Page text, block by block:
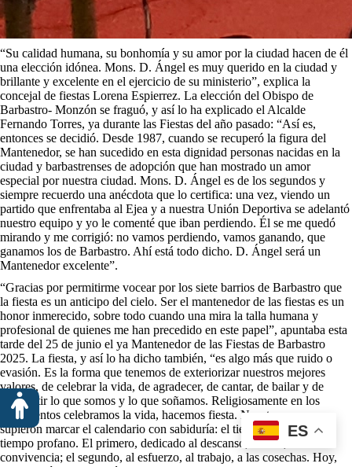
“Su calidad humana, su bonhomía y su amor por la ciudad hacen de él
una elección idónea. Mons. D. Ángel es muy querido en la ciudad y
brillante y excelente en el ejercicio de su ministerio”, explica la
concejal de fiestas Lorena Espierrez. La elección del Obispo de
Barbastro- Monzón se fraguó, y así lo ha explicado el Alcalde
Fernando Torres, ya durante las Fiestas del año pasado: “Así es,
entonces se decidió. Desde 1987, cuando se recuperó la figura del
Mantenedor, se han sucedido en esta dignidad personas nacidas en la
ciudad y barbastrenses de adopción que han mostrado un amor
especial por nuestra ciudad. Mons. D. Ángel es de los segundos y
siempre recuerdo una anécdota que lo certifica: una vez, viendo un
partido que enfrentaba al Ejea y a nuestra Unión Deportiva se adelantó
nuestro equipo y yo le comenté que iban perdiendo. Él se me quedó
mirando y me corrigió: no vamos perdiendo, vamos ganando, que
ganamos los de Barbastro. Ahí está todo dicho. D. Ángel será un
Mantenedor excelente”.
“Gracias por permitirme vocear por los siete barrios de Barbastro que
la fiesta es un anticipo del cielo. Ser el mantenedor de las fiestas es un
honor inmerecido, sobre todo cuando una mira la talla humana y
profesional de quienes me han precedido en este papel”, apuntaba esta
tarde del 25 de junio el ya Mantenedor de las Fiestas de Barbastro
2025. La fiesta, y así lo ha dicho también, “es algo más que ruido o
evasión. Es la forma que tenemos de exteriorizar nuestros mejores
valores, de celebrar la vida, de agradecer, de cantar, de bailar y de
compartir lo que somos y lo que soñamos. Religiosamente en los
sacramentos celebramos la vida, hacemos fiesta. Nuestros mayores
supieron marcar el calendario con sabiduría: el tiempo sagrado y el
tiempo profano. El primero, dedicado al descanso, a Dios, a la
convivencia; el segundo, al esfuerzo, al trabajo, a las cosechas. Hoy,
ES